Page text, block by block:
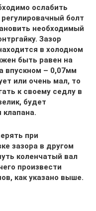
ослабить
болт
необходимый
Зазор
в холодном
быть равен на
впускном – 0,07мм
или очень мал, то
к своему седлу в
будет
при
зазора в другом
коленчатый вал
произвести
как указано выше.